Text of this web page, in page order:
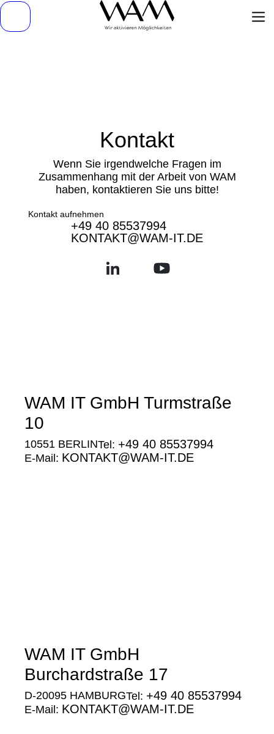
Kontakt
Wenn Sie irgendwelche Fragen im
Zusammenhang mit der Arbeit von WAM
haben, kontaktieren Sie uns bitte!
Kontakt aufnehmen
+49 40 85537994
KONTAKT@WAM-IT.DE
WAM IT GmbH Turmstraße
10
10551 BERLINTel: +49 40 85537994
E-Mail: KONTAKT@WAM-IT.DE
WAM IT GmbH
Burchardstraße 17
D-20095 HAMBURGTel: +49 40 85537994
E-Mail: KONTAKT@WAM-IT.DE